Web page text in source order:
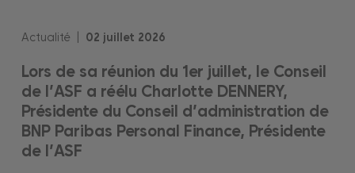
Actualité | 02 juillet 2026
Lors de sa réunion du 1er juillet, le Conseil
de l’ASF a réélu Charlotte DENNERY,
Présidente du Conseil d’administration de
BNP Paribas Personal Finance, Présidente
de l’ASF